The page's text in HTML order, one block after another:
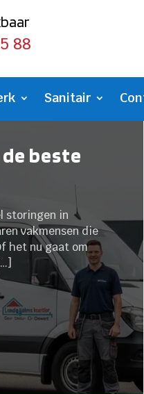
88
Sanitair
beste
storingen in
vakmensen die
het nu gaat om